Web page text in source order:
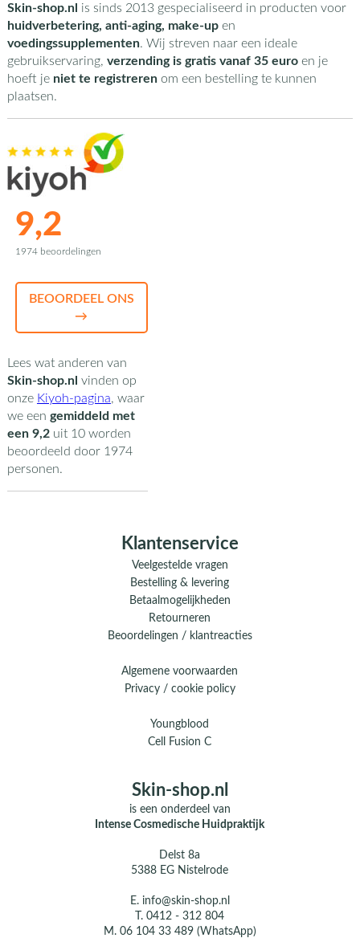
Skin-shop.nl is sinds 2013 gespecialiseerd in producten voor
huidverbetering, anti-aging, make-upen
voedingssupplementen. Wij streven naar een ideale
gebruikservaring, verzending is gratis vanaf 35 euroen je
hoeft je niet te registrerenom een bestelling te kunnen
plaatsen.
9,2
1974 beoordelingen
BEOORDEEL ONS
→
Lees wat anderen van
Skin-shop.nl vinden op
onze Kiyoh-pagina, waar
we een gemiddeld met
een 9,2uit 10worden
beoordeeld door 1974
personen.
Klantenservice
Veelgestelde vragen
Bestelling & levering
Betaalmogelijkheden
Retourneren
Beoordelingen / klantreacties
Algemene voorwaarden
Privacy / cookie policy
Youngblood
Cell Fusion C
Skin-shop.nl
is een onderdeel van
Intense Cosmedische Huidpraktijk
Delst 8a
5388 EG Nistelrode
E. info@skin-shop.nl
T.0412 - 312 804
M. 06 104 33 489 (WhatsApp)